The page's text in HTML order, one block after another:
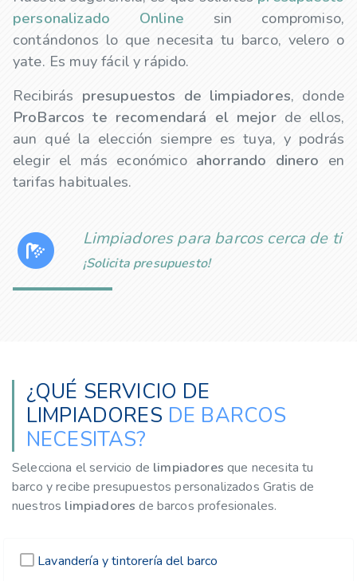
personalizado Online sin compromiso,
contándonos lo que necesita tu barco, velero o
yate. Es muy fácil y rápido.
Recibirás presupuestos de limpiadores, donde
ProBarcos te recomendará el mejorde ellos,
aun qué la elección siempre es tuya, y podrás
elegir el más económico ahorrando dinero en
tarifas habituales.
Limpiadores para barcos cerca de ti
¡Solicita presupuesto!
¿QUÉ SERVICIO DE
LIMPIADORES DE BARCOS
NECESITAS?
Selecciona el servicio de limpiadores que necesita tu
barco y recibe presupuestos personalizados Gratis de
nuestros limpiadores de barcos profesionales.
Lavandería y tintorería del barco